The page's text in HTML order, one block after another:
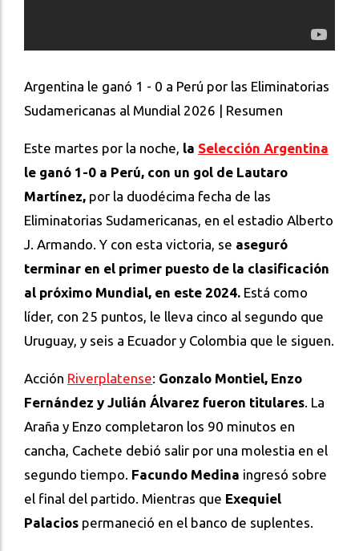
Argentina le ganó 1 - 0 a Perú por las Eliminatorias
Sudamericanas al Mundial 2026 | Resumen
Este martes por la noche, la Selección Argentina
le ganó 1-0 a Perú, con un gol de Lautaro
Martínez, por la duodécima fecha de las
Eliminatorias Sudamericanas, en el estadio Alberto
J. Armando. Y con esta victoria, se aseguró
terminar en el primer puesto de la clasificación
al próximo Mundial, en este 2024. Está como
líder, con 25 puntos, le lleva cinco al segundo que
Uruguay, y seis a Ecuador y Colombia que le siguen.
Acción Riverplatense: Gonzalo Montiel, Enzo
Fernández y Julián Álvarez fueron titulares. La
Araña y Enzo completaron los 90 minutos en
cancha, Cachete debió salir por una molestia en el
segundo tiempo. Facundo Medina ingresó sobre
el final del partido. Mientras que Exequiel
Palacios permaneció en el banco de suplentes.